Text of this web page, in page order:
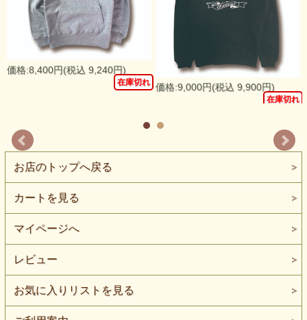
価格:8,400円(税込 9,240円)
在庫切れ
価格:9,000円(税込 9,900円)
在庫切れ
お店のトップへ戻る
カートを見る
マイページへ
レビュー
お気に入りリストを見る